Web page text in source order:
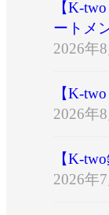
【K-
ートメ
2026年
【K-
2026年
【K-
2026年